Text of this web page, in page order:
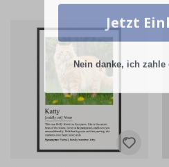
Jetzt
Nein danke, ich